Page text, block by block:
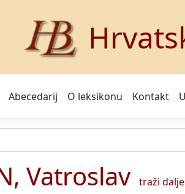
Abecedarij O leksikonu Kontakt
Vatroslav traži dalje